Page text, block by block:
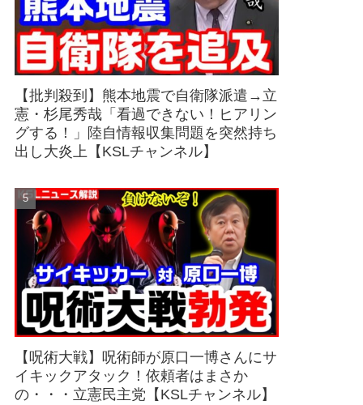
【批判殺到】熊本地震で自衛隊派遣→立
憲・杉尾秀哉「看過できない！ヒアリン
グする！」陸自情報収集問題を突然持ち
出し大炎上【KSLチャンネル】
【呪術大戦】呪術師が原口一博さんにサ
イキックアタック！依頼者はまさか
の・・・立憲民主党【KSLチャンネル】